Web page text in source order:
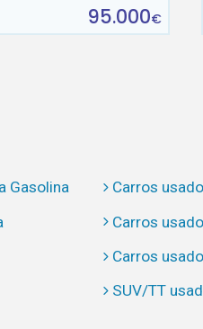
95.000€
Gasolina
Carros
Carros
Carros
SUV/TT